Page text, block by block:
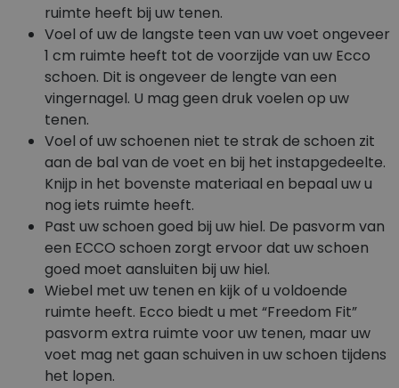
ruimte heeft bij uw tenen.
Voel of uw de langste teen van uw voet ongeveer
1 cm ruimte heeft tot de voorzijde van uw Ecco
schoen. Dit is ongeveer de lengte van een
vingernagel. U mag geen druk voelen op uw
tenen.
Voel of uw schoenen niet te strak de schoen zit
aan de bal van de voet en bij het instapgedeelte.
Knijp in het bovenste materiaal en bepaal uw u
nog iets ruimte heeft.
Past uw schoen goed bij uw hiel. De pasvorm van
een ECCO schoen zorgt ervoor dat uw schoen
goed moet aansluiten bij uw hiel.
Wiebel met uw tenen en kijk of u voldoende
ruimte heeft. Ecco biedt u met “Freedom Fit”
pasvorm extra ruimte voor uw tenen, maar uw
voet mag net gaan schuiven in uw schoen tijdens
het lopen.